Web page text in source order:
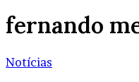
fernando
Notícias